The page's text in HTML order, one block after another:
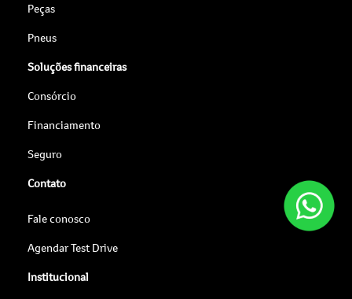
Peças
Pneus
Soluções financeiras
Consórcio
Financiamento
Seguro
Contato
Fale conosco
Agendar Test Drive
Institucional